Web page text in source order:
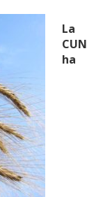
La
CUN
ha